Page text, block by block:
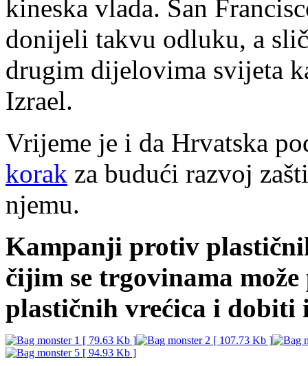
kineska vlada. San
donijeli takvu odluku, a
drugim dijelovima svijeta
Izrael.
Vrijeme je i da Hrvatska
korak za budući razvoj
njemu.
Kampanji protiv
čijim se trgovinama
plastičnih vrećica i